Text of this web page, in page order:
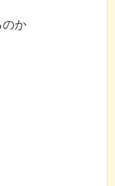
のか